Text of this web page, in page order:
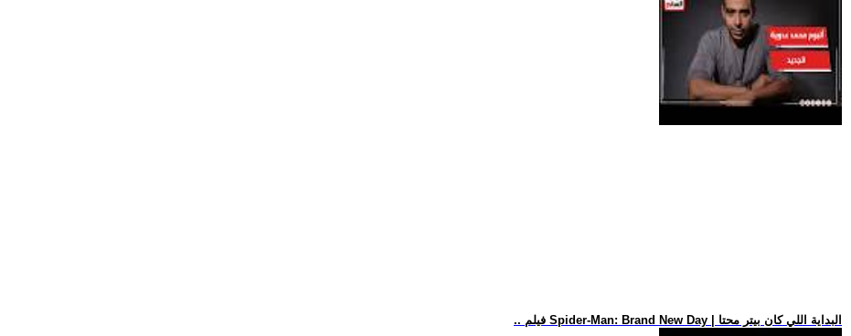
.. فيلم Spider-Man: Brand New Day | البداية اللي كان بيتر محتا